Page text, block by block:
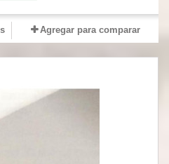
Agregar para comparar